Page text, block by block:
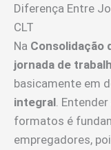
Diferença Entre
CLT
Na Consolidação
jornada de
basicamente em
integral .
formatos é
empregadores,